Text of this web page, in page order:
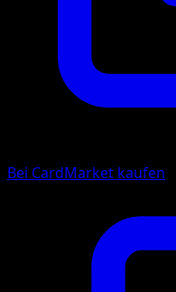
Bei CardMarket kaufen